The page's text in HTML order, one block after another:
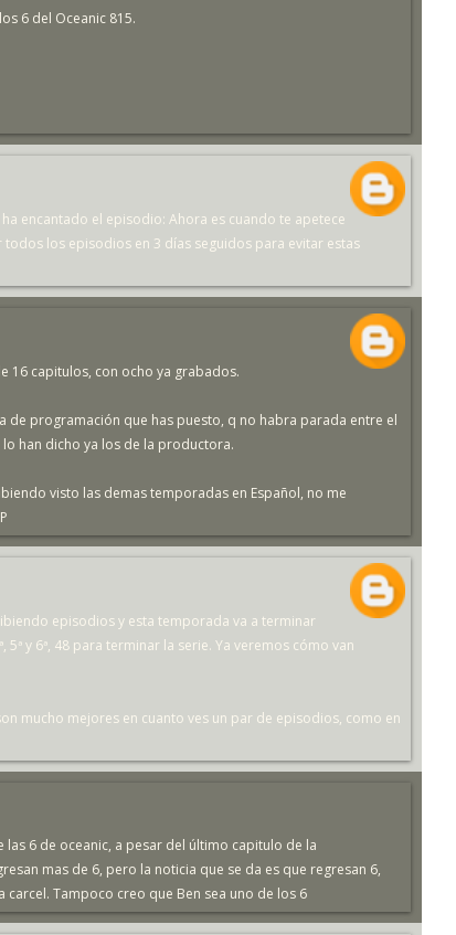
6 del Oceanic 815.
encantado el episodio: Ahora es cuando te apetece
todos los episodios en 3 días seguidos para evitar estas
16 capitulos, con ocho ya grabados.
de programación que has puesto, q no habra parada entre el
han dicho ya los de la productora.
visto las demas temporadas en Español, no me
episodios y esta temporada va a terminar
y 6ª, 48 para terminar la serie. Ya veremos cómo van
mucho mejores en cuanto ves un par de episodios, como en
las 6 de oceanic, a pesar del último capitulo de la
mas de 6, pero la noticia que se da es que regresan 6,
Tampoco creo que Ben sea uno de los 6